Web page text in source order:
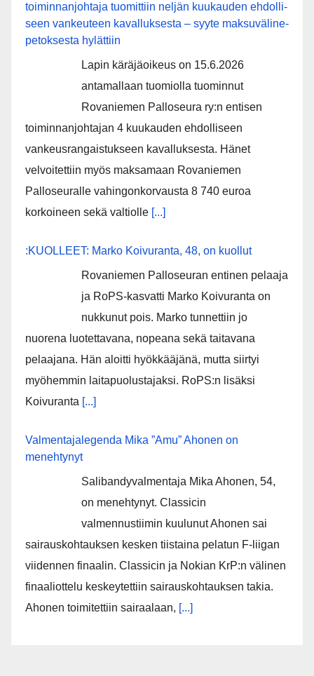
toiminnanjohtaja tuo­mit­tiin neljän kuu­kau­den eh­dol­li­
seen van­keu­teen ka­val­luk­ses­ta – syyte mak­su­vä­li­ne­
pe­tok­ses­ta hy­lät­tiin
Lapin käräjäoikeus on 15.6.2026
antamallaan tuomiolla tuominnut
Rovaniemen Palloseura ry:n entisen
toiminnanjohtajan 4 kuukauden ehdolliseen
vankeusrangaistukseen kavalluksesta. Hänet
velvoitettiin myös maksamaan Rovaniemen
Palloseuralle vahingonkorvausta 8 740 euroa
korkoineen sekä valtiolle [...]
:KUOLLEET: Marko Koivuranta, 48, on kuollut
Rovaniemen Palloseuran entinen pelaaja
ja RoPS-kasvatti Marko Koivuranta on
nukkunut pois. Marko tunnettiin jo
nuorena luotettavana, nopeana sekä taitavana
pelaajana. Hän aloitti hyökkääjänä, mutta siirtyi
myöhemmin laitapuolustajaksi. RoPS:n lisäksi
Koivuranta [...]
Valmentajalegenda Mika ”Amu” Ahonen on
menehtynyt
Salibandyvalmentaja Mika Ahonen, 54,
on menehtynyt. Classicin
valmennustiimin kuulunut Ahonen sai
sairauskohtauksen kesken tiistaina pelatun F-liigan
viidennen finaalin. Classicin ja Nokian KrP:n välinen
finaaliottelu keskeytettiin sairauskohtauksen takia.
Ahonen toimitettiin sairaalaan, [...]